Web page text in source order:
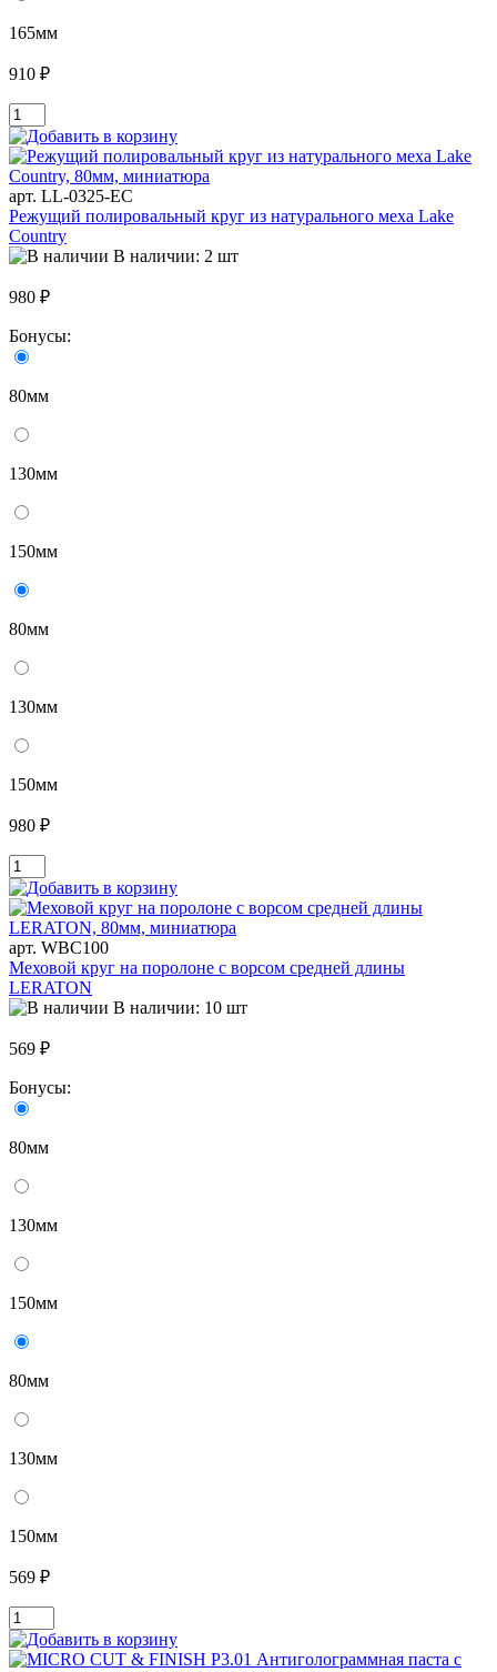
165мм
910 ₽
арт. LL-0325-EC
Режущий полировальный круг из натурального меха Lake
Country
В наличии: 2 шт
980 ₽
Бонусы:
80мм
130мм
150мм
80мм
130мм
150мм
980 ₽
арт. WBC100
Меховой круг на поролоне с ворсом средней длины
LERATON
В наличии: 10 шт
569 ₽
Бонусы:
80мм
130мм
150мм
80мм
130мм
150мм
569 ₽